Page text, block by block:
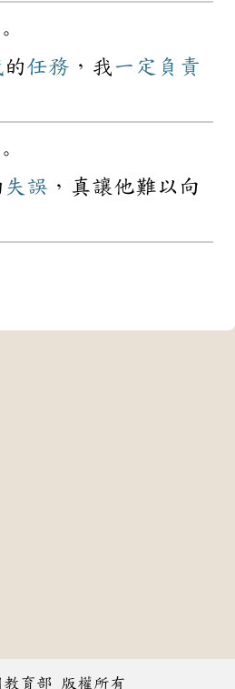
的任務 ，我一定 負責
。
失誤 ，真讓他難以向
教育部 版權所有